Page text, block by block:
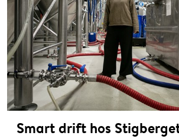
Smart drift hos